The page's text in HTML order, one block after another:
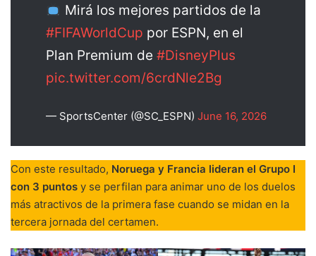
Mirá los mejores partidos de la
#FIFAWorldCup por ESPN, en el
Plan Premium de #DisneyPlus
pic.twitter.com/6crdNle2Bg
— SportsCenter (@SC_ESPN) June 16, 2026
Con este resultado, Noruega y Francia lideran el Grupo I
con 3 puntos y se perfilan para animar uno de los duelos
más atractivos de la primera fase cuando se midan en la
tercera jornada del certamen.